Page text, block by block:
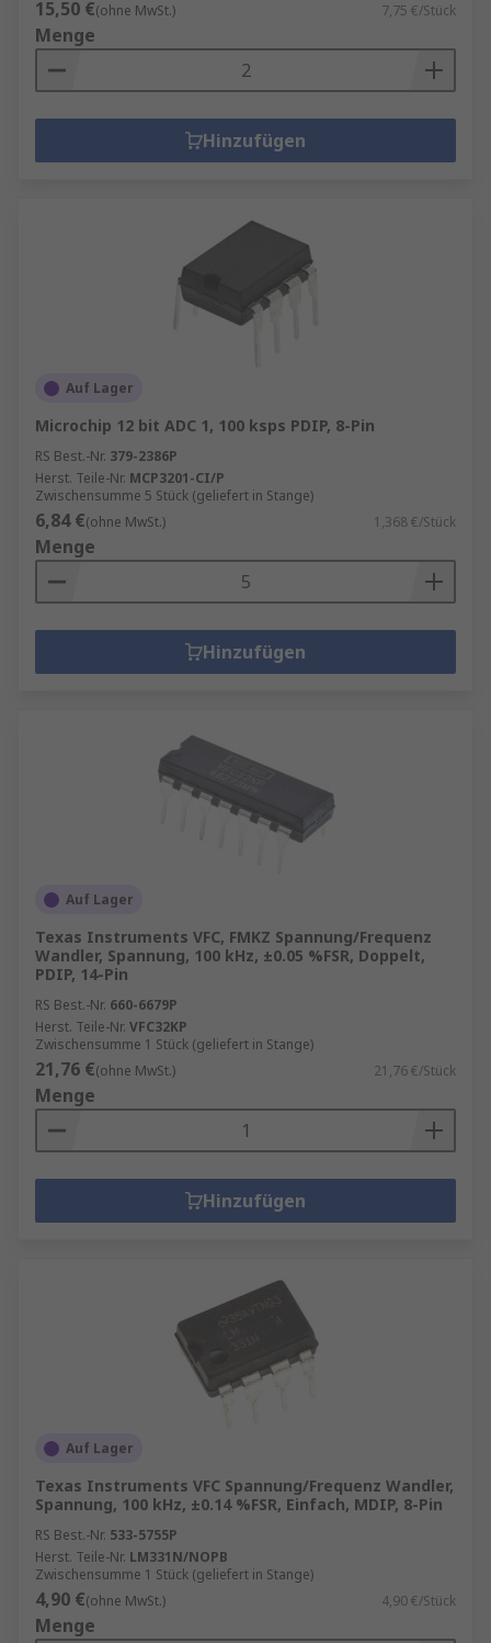
15,50 €(ohne MwSt.) 7,75 €/Stück
Menge
Hinzufügen
Auf Lager
Microchip 12 bit ADC 1, 100 ksps PDIP, 8-Pin
RS Best.-Nr. 379-2386P
Herst. Teile-Nr. MCP3201-CI/P
Zwischensumme 5 Stück (geliefert in Stange)
6,84 €(ohne MwSt.) 1,368 €/Stück
Menge
Hinzufügen
Auf Lager
Texas Instruments VFC, FMKZ Spannung/Frequenz
Wandler, Spannung, 100 kHz, ±0.05 %FSR, Doppelt,
PDIP, 14-Pin
RS Best.-Nr. 660-6679P
Herst. Teile-Nr. VFC32KP
Zwischensumme 1 Stück (geliefert in Stange)
21,76 €(ohne MwSt.) 21,76 €/Stück
Menge
Hinzufügen
Auf Lager
Texas Instruments VFC Spannung/Frequenz Wandler,
Spannung, 100 kHz, ±0.14 %FSR, Einfach, MDIP, 8-Pin
RS Best.-Nr. 533-5755P
Herst. Teile-Nr. LM331N/NOPB
Zwischensumme 1 Stück (geliefert in Stange)
4,90 €(ohne MwSt.) 4,90 €/Stück
Menge